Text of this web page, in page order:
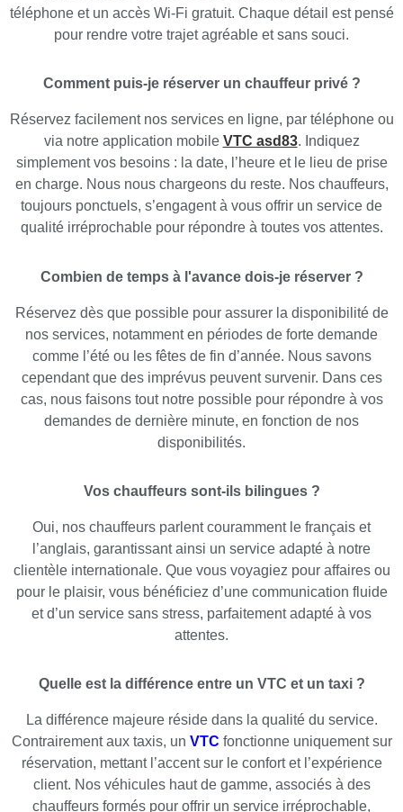
téléphone et un accès Wi-Fi gratuit. Chaque détail est pensé
pour rendre votre trajet agréable et sans souci.
Comment puis-je réserver un chauffeur privé ?
Réservez facilement nos services en ligne, par téléphone ou
via notre application mobile VTC asd83. Indiquez
simplement vos besoins : la date, l’heure et le lieu de prise
en charge. Nous nous chargeons du reste. Nos chauffeurs,
toujours ponctuels, s’engagent à vous offrir un service de
qualité irréprochable pour répondre à toutes vos attentes.
Combien de temps à l'avance dois-je réserver ?
Réservez dès que possible pour assurer la disponibilité de
nos services, notamment en périodes de forte demande
comme l’été ou les fêtes de fin d’année. Nous savons
cependant que des imprévus peuvent survenir. Dans ces
cas, nous faisons tout notre possible pour répondre à vos
demandes de dernière minute, en fonction de nos
disponibilités.
Vos chauffeurs sont-ils bilingues ?
Oui, nos chauffeurs parlent couramment le français et
l’anglais, garantissant ainsi un service adapté à notre
clientèle internationale. Que vous voyagiez pour affaires ou
pour le plaisir, vous bénéficiez d’une communication fluide
et d’un service sans stress, parfaitement adapté à vos
attentes.
Quelle est la différence entre un VTC et un taxi ?
La différence majeure réside dans la qualité du service.
Contrairement aux taxis, un VTC fonctionne uniquement sur
réservation, mettant l’accent sur le confort et l’expérience
client. Nos véhicules haut de gamme, associés à des
chauffeurs formés pour offrir un service irréprochable,